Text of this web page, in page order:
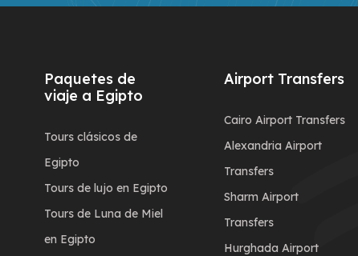
Paquetes de
viaje a Egipto
Tours clásicos de
Egipto
Tours de lujo en Egipto
Tours de Luna de Miel
en Egipto
Airport Transfers
Cairo Airport Transfers
Alexandria Airport
Transfers
Sharm Airport
Transfers
Hurghada Airport